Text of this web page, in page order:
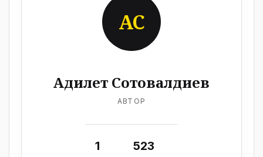
АС
Адилет Сотовалдиев
АВТОР
1 523